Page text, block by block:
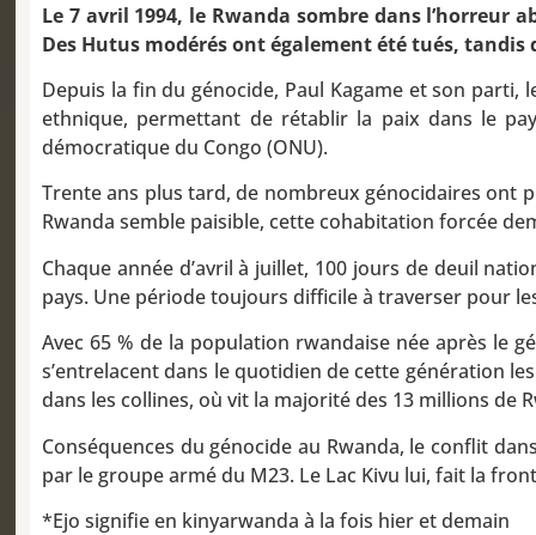
Le 7 avril 1994, le Rwanda sombre dans l’horreur
Des Hutus modérés ont également été tués, tandis
Depuis la fin du génocide, Paul Kagame et son parti,
ethnique, permettant de rétablir la paix dans le
démocratique du Congo (ONU).
Trente ans plus tard, de nombreux génocidaires ont
Rwanda semble paisible, cette cohabitation forcée
Chaque année d’avril à juillet, 100 jours de deuil
pays. Une période toujours difficile à traverser pour
Avec 65 % de la population rwandaise née après le
s’entrelacent dans le quotidien de cette génération
dans les collines, où vit la majorité des 13 millions de
Conséquences du génocide au Rwanda, le conflit
par le groupe armé du M23. Le Lac Kivu lui, fait la
*Ejo signifie en kinyarwanda à la fois hier et demain